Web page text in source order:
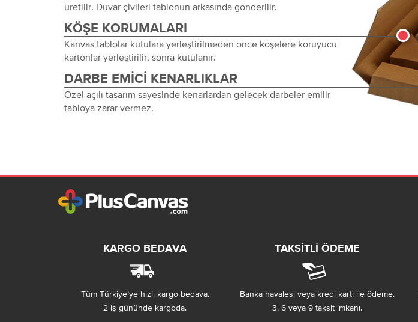
üretilir. Duvar çivileri tablonun arkasında gönderilir.
KÖŞE KORUMALARI
Kanvas tablolar kutulara yerleştirilmeden önce köşelere koruyucu
kartonlar yerleştirilir, sonra kutulanır.
DARBE EMICI KENARLIKLAR
Özel açılı tasarım sayesinde kenarlardan gelecek darbeler emilir
tabloya zarar vermez.
KARGO BEDAVA
Tüm Türkiye’ye hızlı kargo bedava.
2 iş gününde kargoda.
TAKSITLI ÖDEME
Banka havalesi veya kredi kartı ile ödeme.
3, 6 veya 9 taksit imkanı.